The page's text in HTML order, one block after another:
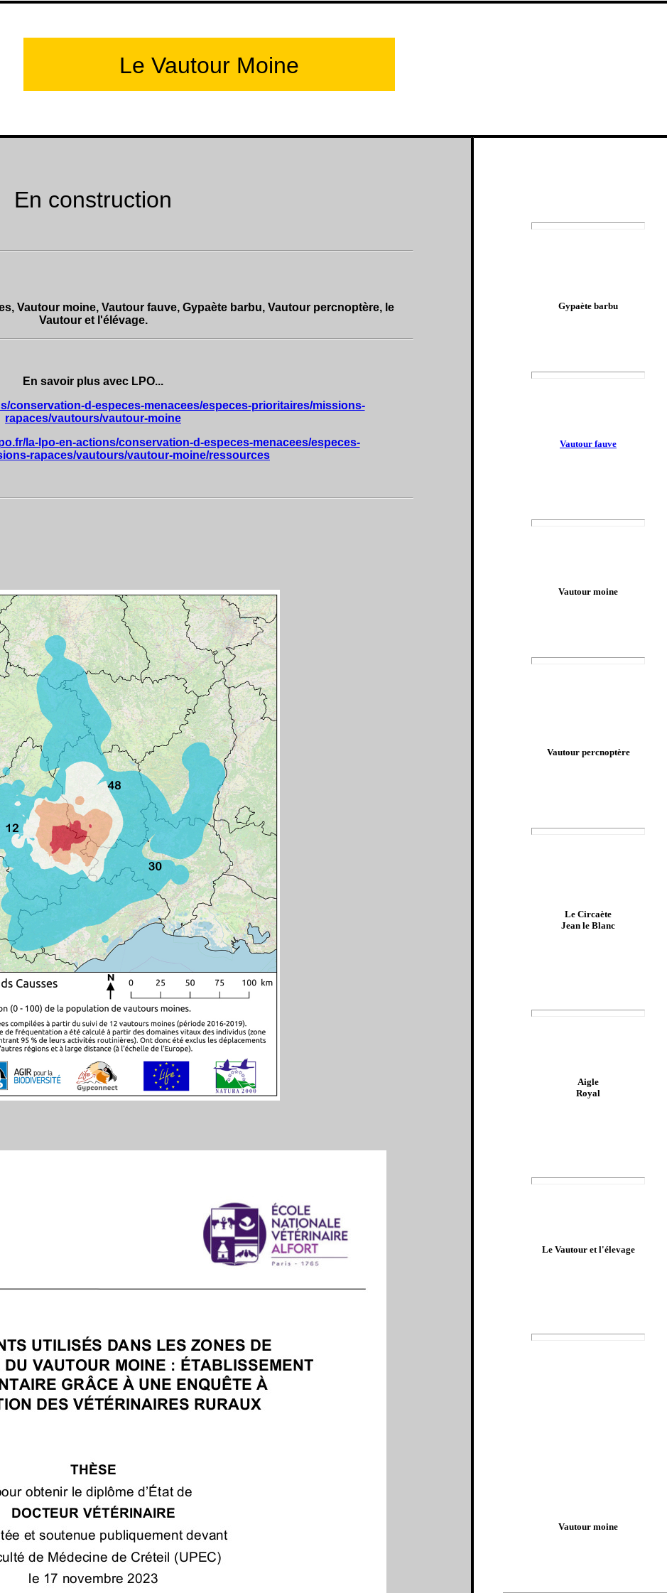
Le Vautour Moine
En construction
Vautour moine, Vautour fauve, Gypaète barbu, Vautour percnoptère, le
Vautour et l'élévage.
En savoir plus avec LPO...
conservation-d-especes-menacees/especes-prioritaires/missions-
rapaces/vautours/vautour-moine
la-lpo-en-actions/conservation-d-especes-menacees/especes-
rapaces/vautours/vautour-moine/ressources
Gypaète barbu
Vautour fauve
Vautour moine
Vautour percnoptère
Le Circaète
Jean le Blanc
Aigle
Royal
Le Vautour et l'élevage
Vautour moine